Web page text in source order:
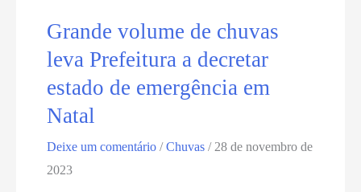
Grande volume de chuvas
leva Prefeitura a decretar
estado de emergência em
Natal
Deixe um comentário /Chuvas / 28 de novembro de
2023